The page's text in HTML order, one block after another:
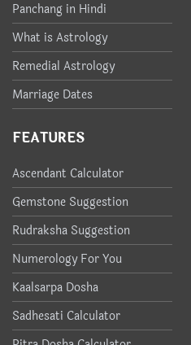
Panchang in Hindi
What is Astrology
Remedial Astrology
Marriage Dates
FEATURES
Ascendant Calculator
Gemstone Suggestion
Rudraksha Suggestion
Numerology For You
Kaalsarpa Dosha
Sadhesati Calculator